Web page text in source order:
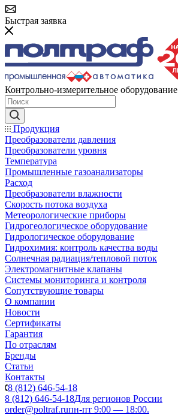
Быстрая заявка
Контрольно-измерительное оборудование
Продукция
Преобразователи давления
Преобразователи уровня
Температура
Промышленные газоанализаторы
Расход
Преобразователи влажности
Скорость потока воздуха
Метеорологические приборы
Гидрогеологическое оборудование
Гидрологическое оборудование
Гидрохимия: контроль качества воды
Солнечная радиация/тепловой поток
Электромагнитные клапаны
Системы мониторинга и контроля
Сопутствующие товары
О компании
Новости
Сертификаты
Гарантия
По отраслям
Бренды
Статьи
Контакты
8 (812) 646-54-18
8 (812) 646-54-18Для регионов России
order@poltraf.ruпн-пт 9:00 — 18:00.